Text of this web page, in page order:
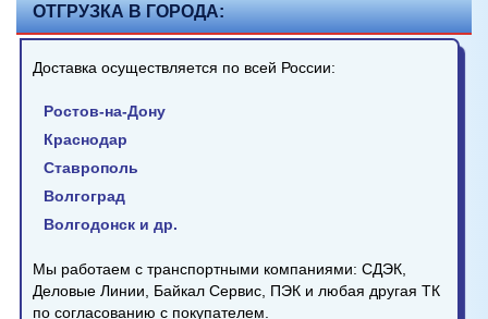
ОТГРУЗКА В ГОРОДА:
Доставка осуществляется по всей России:
Ростов-на-Дону
Краснодар
Ставрополь
Волгоград
Волгодонск и др.
Мы работаем с транспортными компаниями: СДЭК,
Деловые Линии, Байкал Сервис, ПЭК и любая другая ТК
по согласованию с покупателем.